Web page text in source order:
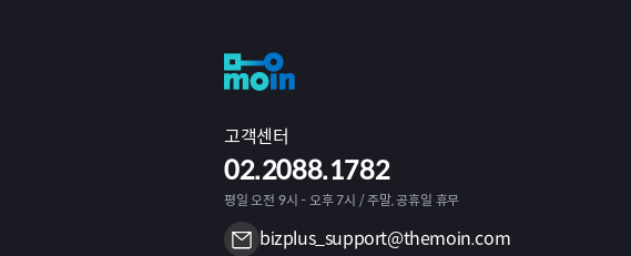
고객센터
02.2088.1782
평일 오전 9시 - 오후 7시 / 주말, 공휴일 휴무
bizplus_support@themoin.com